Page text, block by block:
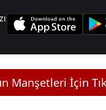
Manşetleri İçin